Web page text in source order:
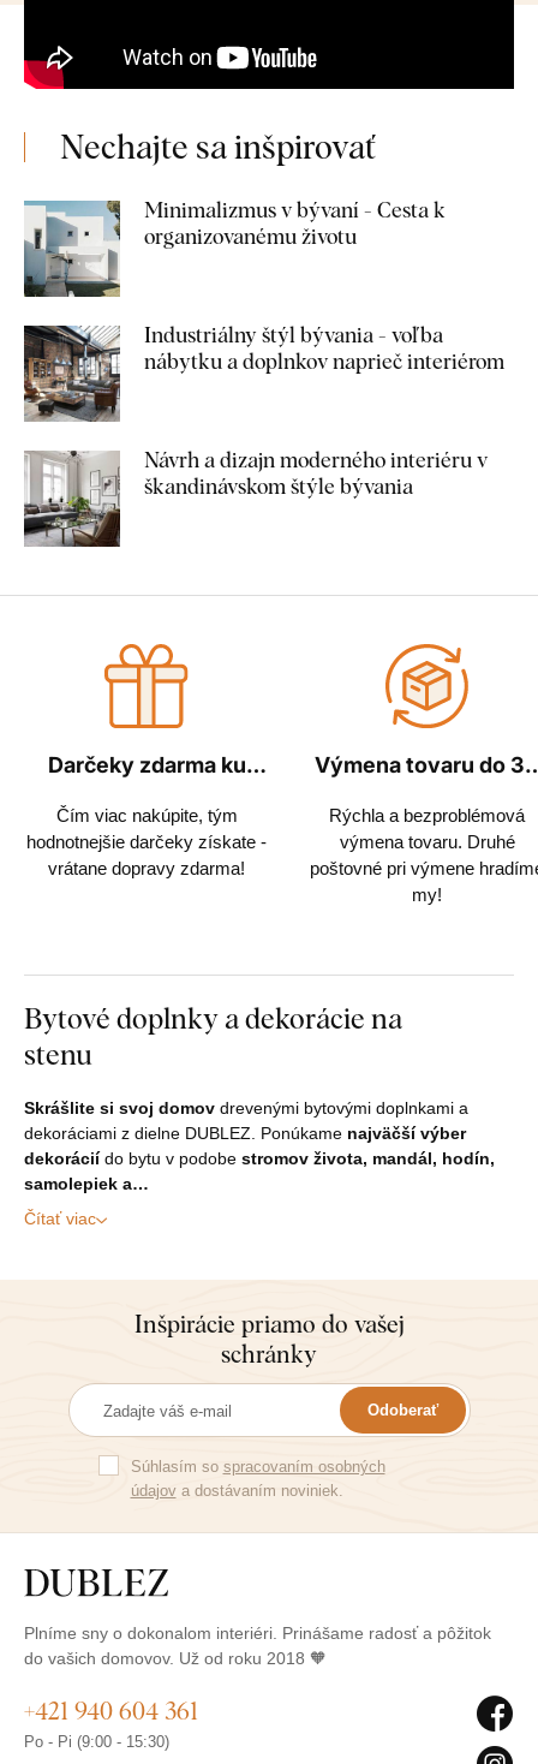
Nechajte sa inšpirovať
Minimalizmus v bývaní - Cesta k
organizovanému životu
Industriálny štýl bývania - voľba
nábytku a doplnkov naprieč interiérom
Návrh a dizajn moderného interiéru v
škandinávskom štýle bývania
Darčeky zdarma ku
Čím viac nakúpite, tým
hodnotnejšie darčeky získate -
vrátane dopravy zdarma!
Výmena tovaru do
Rýchla a bezproblémová
výmena tovaru. Druhé
poštovné pri výmene
my!
Bytové doplnky a dekorácie na
stenu
Skrášlite si svoj domov drevenými bytovými doplnkami a
dekoráciami z dielne DUBLEZ. Ponúkame najväčší výber
dekoráciído bytu v podobe stromov života, mandál, hodín,
samolepiek a…
Čítať viac
Inšpirácie priamo do vašej
schránky
Odoberať
Súhlasím so spracovaním osobných
údajova dostávaním noviniek.
Plníme sny o dokonalom interiéri. Prinášame radosť a pôžitok
do vašich domovov. Už od roku 2018 🧡
+421 940 604 361
Po - Pi (9:00 - 15:30)